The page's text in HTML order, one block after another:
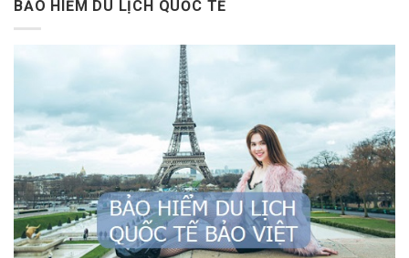
BẢO HIỂM DU LỊCH QUỐC TẾ